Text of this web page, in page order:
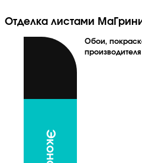
Отделка листами
Обои,
производителя